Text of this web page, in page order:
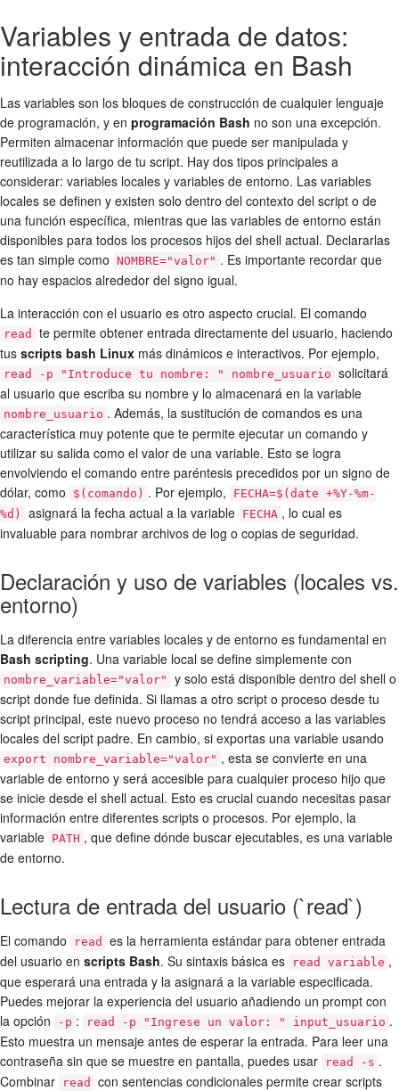
Variables y entrada de datos:
interacción dinámica en Bash
Las variables son los bloques de construcción de cualquier lenguaje
de programación, y en programación Bash no son una excepción.
Permiten almacenar información que puede ser manipulada y
reutilizada a lo largo de tu script. Hay dos tipos principales a
considerar: variables locales y variables de entorno. Las variables
locales se definen y existen solo dentro del contexto del script o de
una función específica, mientras que las variables de entorno están
disponibles para todos los procesos hijos del shell actual. Declararlas
es tan simple como NOMBRE="valor" . Es importante recordar que
no hay espacios alrededor del signo igual.
La interacción con el usuario es otro aspecto crucial. El comando
read
te permite obtener entrada directamente del usuario, haciendo
tus scripts bash Linux más dinámicos e interactivos. Por ejemplo,
read -p "Introduce tu nombre: " nombre_usuario solicitará
al usuario que escriba su nombre y lo almacenará en la variable
nombre_usuario . Además, la sustitución de comandos es una
característica muy potente que te permite ejecutar un comando y
utilizar su salida como el valor de una variable. Esto se logra
envolviendo el comando entre paréntesis precedidos por un signo de
dólar, como
$(comando) . Por ejemplo,
FECHA=$(date +%Y-%m-
%d)
asignará la fecha actual a la variable FECHA , lo cual es
invaluable para nombrar archivos de log o copias de seguridad.
Declaración y uso de variables (locales vs.
entorno)
La diferencia entre variables locales y de entorno es fundamental en
Bash scripting. Una variable local se define simplemente con
nombre_variable="valor"
y solo está disponible dentro del shell o
script donde fue definida. Si llamas a otro script o proceso desde tu
script principal, este nuevo proceso no tendrá acceso a las variables
locales del script padre. En cambio, si exportas una variable usando
export nombre_variable="valor" , esta se convierte en una
variable de entorno y será accesible para cualquier proceso hijo que
se inicie desde el shell actual. Esto es crucial cuando necesitas pasar
información entre diferentes scripts o procesos. Por ejemplo, la
variable PATH , que define dónde buscar ejecutables, es una variable
de entorno.
Lectura de entrada del usuario (`read`)
El comando read
es la herramienta estándar para obtener entrada
del usuario en scripts Bash. Su sintaxis básica es read variable ,
que esperará una entrada y la asignará a la variable especificada.
Puedes mejorar la experiencia del usuario añadiendo un prompt con
la opción
-p : read -p "Ingrese un valor: " input_usuario .
Esto muestra un mensaje antes de esperar la entrada. Para leer una
contraseña sin que se muestre en pantalla, puedes usar
read -s .
Combinar
read
con sentencias condicionales permite crear scripts